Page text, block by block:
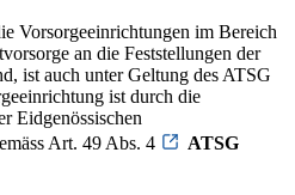
Vorsorgeeinrichtungen im Bereich
an die Feststellungen der
ist auch unter Geltung des ATSG
ist durch die
Eidgenössischen
Art. 49 Abs. 4
ATSG